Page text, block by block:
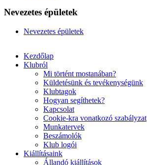
Nevezetes épületek
Nevezetes épületek
Kezdőlap
Klubról
Mi történt mostanában?
Küldetésünk és tevékenységünk
Klubtagok
Hogyan segíthetek?
Kapcsolat
Cookie-kra vonatkozó szabályzat
Munkatervek
Beszámolók
Klub logói
Kiállításaink
Állandó kiállítások